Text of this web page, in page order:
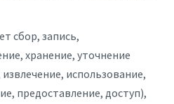
сбор, запись,
хранение, уточнение
использование,
предоставление, доступ),